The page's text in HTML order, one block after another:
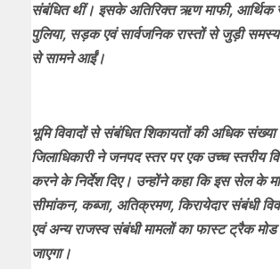
संबंधित थीं। इसके अतिरिक्त ऋण माफी, आर्थिक
पुलिया, सड़क एवं सार्वजनिक रास्तों से जुड़ी
से सामने आईं।
भूमि विवादों से संबंधित शिकायतों की अधिक
जिलाधिकारी ने जनपद स्तर पर एक उच्च स्तरीय
करने के निर्देश दिए। उन्होंने कहा कि इस सेल के
सीमांकन, कब्जा, अतिक्रमण, किरायेदार संबंधी
एवं अन्य राजस्व संबंधी मामलों का फास्ट ट्रैक मोड
जाएगा।